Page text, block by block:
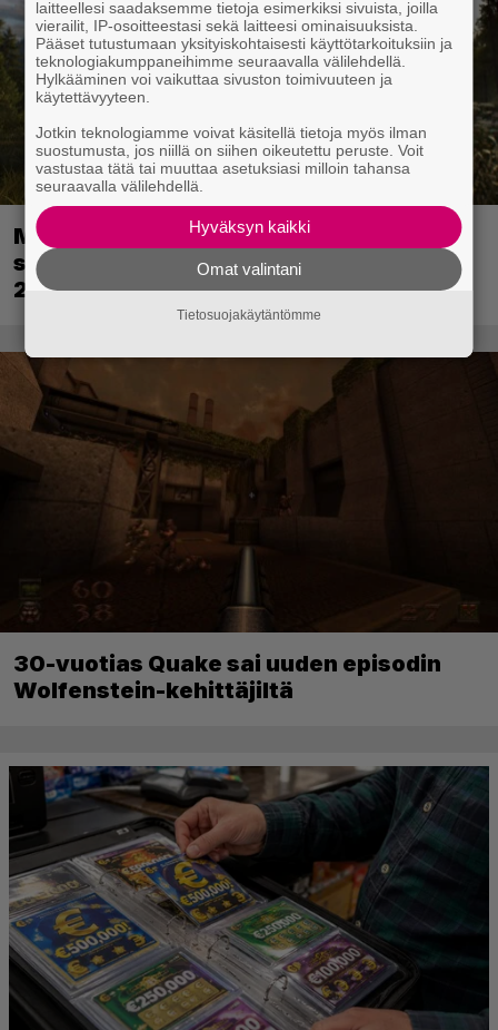
Metsästyssimulaattorin jatko-osa
saapuu ensi kuussa – Way of the Hunter
2 päivättiin
30-vuotias Quake sai uuden episodin
Wolfenstein-kehittäjiltä
laitteellesi saadaksemme tietoja esimerkiksi sivuista, joilla
vierailit, IP-osoitteestasi sekä laitteesi ominaisuuksista.
Pääset tutustumaan yksityiskohtaisesti käyttötarkoituksiin ja
teknologiakumppaneihimme seuraavalla välilehdellä.
Hylkääminen voi vaikuttaa sivuston toimivuuteen ja
käytettävyyteen.
Jotkin teknologiamme voivat käsitellä tietoja myös ilman
suostumusta, jos niillä on siihen oikeutettu peruste. Voit
vastustaa tätä tai muuttaa asetuksiasi milloin tahansa
seuraavalla välilehdellä.
Hyväksyn kaikki
Omat valintani
Tietosuojakäytäntömme